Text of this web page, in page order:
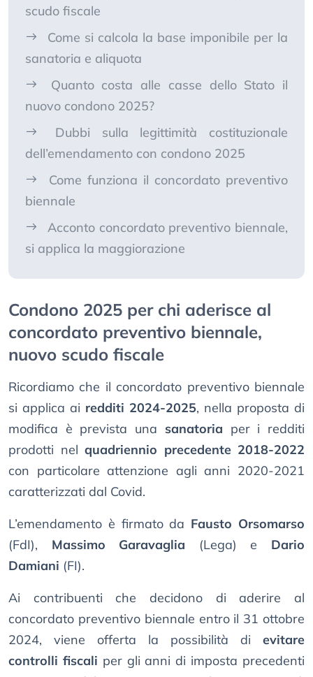
scudo fiscale
Come si calcola la base imponibile per la
sanatoria e aliquota
Quanto costa alle casse dello Stato il
nuovo condono 2025?
Dubbi sulla legittimità costituzionale
dell’emendamento con condono 2025
Come funziona il concordato preventivo
biennale
Acconto concordato preventivo biennale,
si applica la maggiorazione
Condono 2025 per chi aderisce al
concordato preventivo biennale,
nuovo scudo fiscale
Ricordiamo che il concordato preventivo biennale
si applica ai redditi 2024-2025, nella proposta di
modifica è prevista una sanatoria per i redditi
prodotti nel quadriennio precedente 2018-2022
con particolare attenzione agli anni 2020-2021
caratterizzati dal Covid.
L’emendamento è firmato da Fausto Orsomarso
(FdI), Massimo Garavaglia (Lega) e Dario
Damiani (FI).
Ai contribuenti che decidono di aderire al
concordato preventivo biennale entro il 31 ottobre
2024, viene offerta la possibilità di evitare
controlli fiscali per gli anni di imposta precedenti